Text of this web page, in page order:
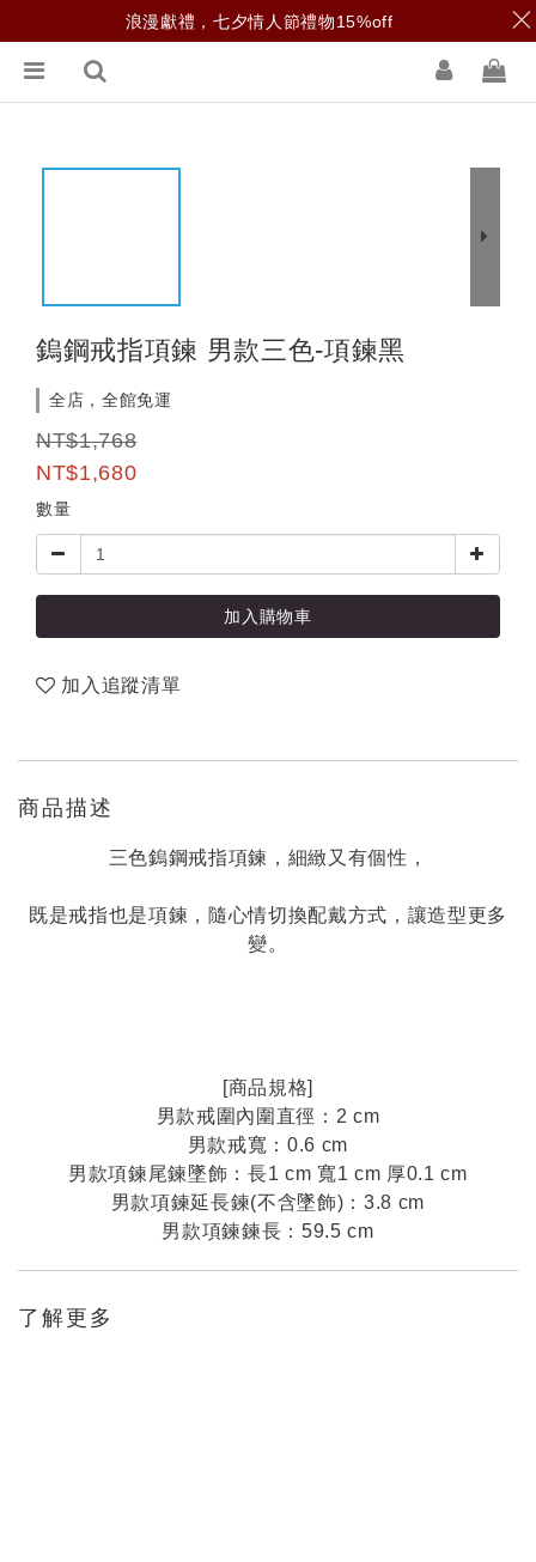
鎢鋼戒指項鍊 男款三色-項鍊黑
全店，全館免運
NT$1,768
NT$1,680
數量
加入購物車
加入追蹤清單
商品描述
三色鎢鋼戒指項鍊，細緻又有個性，
既是戒指也是項鍊，隨心情切換配戴方式，讓造型更多
變。
[商品規格]
男款戒圍內圍直徑：2 cm
男款戒寬：0.6 cm
男款項鍊尾鍊墜飾：長1 cm 寬1 cm 厚0.1 cm
男款項鍊延長鍊(不含墜飾)：3.8 cm
男款項鍊鍊長：59.5 cm
了解更多
浪漫獻禮，七夕情人節禮物15%off